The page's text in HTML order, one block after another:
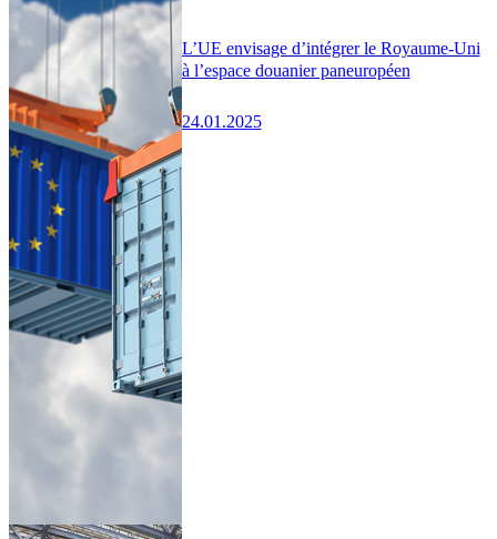
L’UE envisage d’intégrer le Royaume-Uni
à l’espace douanier paneuropéen
24.01.2025